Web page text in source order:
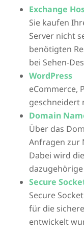
Exchange
Sie kaufen
Server nicht
benötigten
bei Sehen-
WordPress
eCommerce,
geschneidert
Domain
Über das
Anfragen zur
Dabei wird
Secure
Secure
für die
entwickelt